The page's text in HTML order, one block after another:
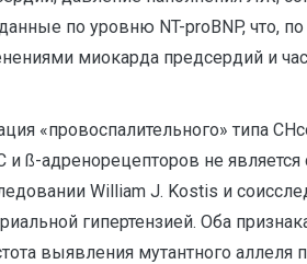
по уровню NT-proBNP, что,
миокарда предсердий и
«провоспалительного» типа
ß-адренорецепторов не
William J. Kostis и
гипертензией. Оба
выявления мутантного